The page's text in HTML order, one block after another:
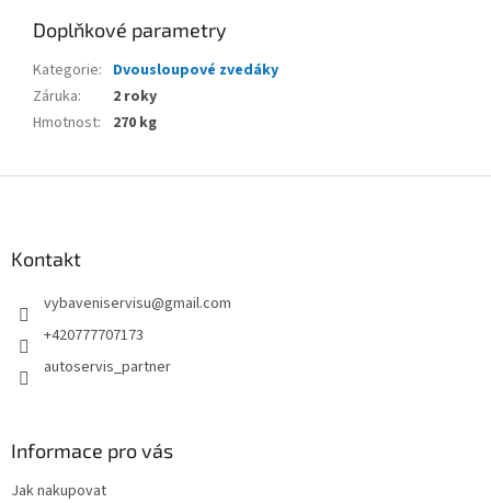
Doplňkové parametry
Kategorie: Dvousloupové zvedáky
Záruka:
2 roky
Hmotnost: 270 kg
Kontakt
vybaveniservisu@gmail.com
+420777707173
autoservis_partner
Informace pro vás
Jak nakupovat